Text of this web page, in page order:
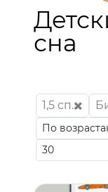
сна
1,5 сп.